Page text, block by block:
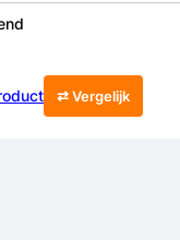
⇄ Vergelijk